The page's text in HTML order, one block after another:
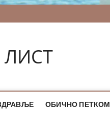
ЛИСТ
ОБИЧНО ПЕТКОМ